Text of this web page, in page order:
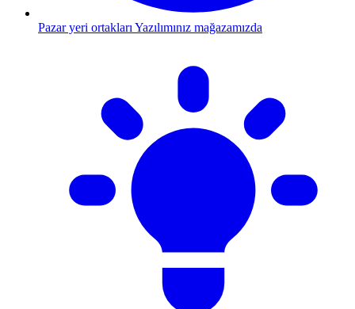
Pazar yeri ortakları Yazılımınız mağazamızda